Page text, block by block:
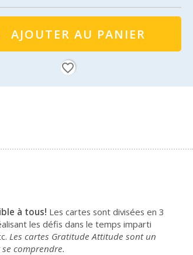
AJOUTER AU PANIER
favorite_border
à tous! Les cartes sont divisées en 3
les défis dans le temps imparti
Les cartes Gratitude Attitude sont un
comprendre.